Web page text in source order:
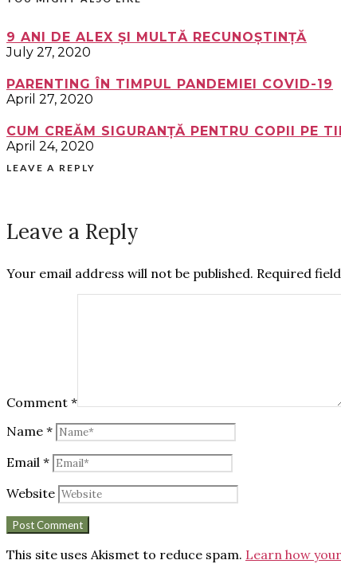
9 ANI DE ALEX ȘI MULTĂ RECUNOȘTINȚĂ
July 27, 2020
PARENTING ÎN TIMPUL PANDEMIEI COVID-19
April 27, 2020
CUM CREĂM SIGURANȚĂ PENTRU COPII PE
April 24, 2020
LEAVE A REPLY
Leave a Reply
Your email address will not be published. Required
Comment *
Name *
Email *
Website
This site uses Akismet to reduce spam. Learn how